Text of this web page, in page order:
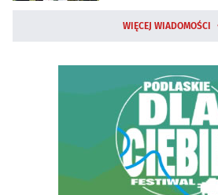
WIĘCEJ WIADOMOŚCI